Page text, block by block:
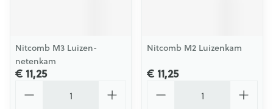
Nitcomb M3 Luizen-
netenkam
€ 11,25
Nitcomb M2 Luizenkam
€ 11,25